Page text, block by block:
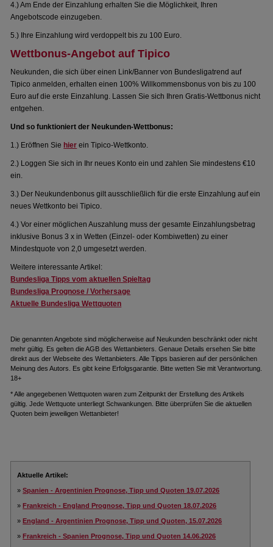
4.) Am Ende der Einzahlung erhalten Sie die Möglichkeit, Ihren
Angebotscode einzugeben.
5.) Ihre Einzahlung wird verdoppelt bis zu 100 Euro.
Wettbonus-Angebot auf Tipico
Neukunden, die sich über einen Link/Banner von Bundesligatrend auf
Tipico anmelden, erhalten einen 100% Willkommensbonus von bis zu 100
Euro auf die erste Einzahlung. Lassen Sie sich Ihren Gratis-Wettbonus nicht
entgehen.
Und so funktioniert der Neukunden-Wettbonus:
1.) Eröffnen Sie hier ein Tipico-Wettkonto.
2.) Loggen Sie sich in Ihr neues Konto ein und zahlen Sie mindestens €10
ein.
3.) Der Neukundenbonus gilt ausschließlich für die erste Einzahlung auf ein
neues Wettkonto bei Tipico.
4.) Vor einer möglichen Auszahlung muss der gesamte Einzahlungsbetrag
inklusive Bonus 3 x in Wetten (Einzel- oder Kombiwetten) zu einer
Mindestquote von 2,0 umgesetzt werden.
Weitere interessante Artikel:
Bundesliga Tipps vom aktuellen Spieltag
Bundesliga Prognose / Vorhersage
Aktuelle Bundesliga Wettquoten
Die genannten Angebote sind möglicherweise auf Neukunden beschränkt oder nicht
mehr gültig. Es gelten die AGB des Wettanbieters. Genaue Details ersehen Sie bitte
direkt aus der Webseite des Wettanbieters. Alle Tipps basieren auf der persönlichen
Meinung des Autors. Es gibt keine Erfolgsgarantie. Bitte wetten Sie mit Verantwortung.
18+
* Alle angegebenen Wettquoten waren zum Zeitpunkt der Erstellung des Artikels
gültig. Jede Wettquote unterliegt Schwankungen. Bitte überprüfen Sie die aktuellen
Quoten beim jeweiligen Wettanbieter!
Aktuelle Artikel:
»Spanien - Argentinien Prognose, Tipp und Quoten 19.07.2026
»Frankreich - England Prognose, Tipp und Quoten 18.07.2026
»England - Argentinien Prognose, Tipp und Quoten, 15.07.2026
»Frankreich - Spanien Prognose, Tipp und Quoten 14.06.2026